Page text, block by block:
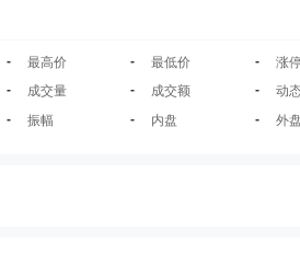
- 最高价 - 最低价 - 涨
- 成交量 - 成交额 - 动
- 振幅 - 内盘 - 外盘